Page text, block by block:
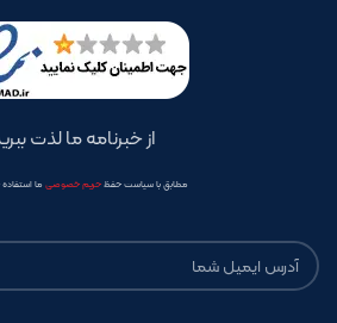
از خبرنامه ما لذت
مطابق با سیاست حفظحریم خصوصی ما